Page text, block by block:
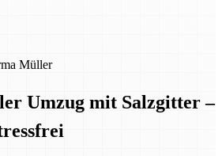
Müller
Umzug mit Salzgitter –